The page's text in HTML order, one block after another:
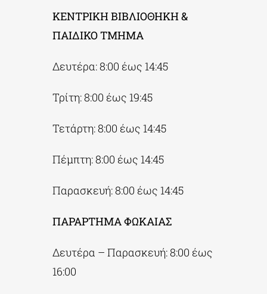
ΚΕΝΤΡΙΚΗ ΒΙΒΛΙΟΘΗΚΗ &
ΠΑΙΔΙΚΟ ΤΜΗΜΑ
Δευτέρα: 8:00 έως 14:45
Τρίτη: 8:00 έως 19:45
Τετάρτη: 8:00 έως 14:45
Πέμπτη: 8:00 έως 14:45
Παρασκευή: 8:00 έως 14:45
ΠΑΡΑΡΤΗΜΑ ΦΩΚΑΙΑΣ
Δευτέρα – Παρασκευή: 8:00 έως
16:00